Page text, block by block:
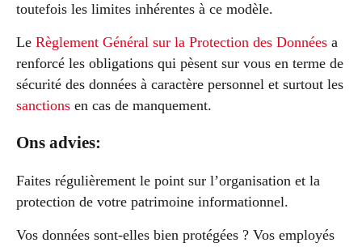
toutefois les limites inhérentes à ce modèle.
Le Règlement Général sur la Protection des Données a
renforcé les obligations qui pèsent sur vous en terme de
sécurité des données à caractère personnel et surtout les
sanctions en cas de manquement.
Ons advies:
Faites régulièrement le point sur l’organisation et la
protection de votre patrimoine informationnel.
Vos données sont-elles bien protégées ? Vos employés